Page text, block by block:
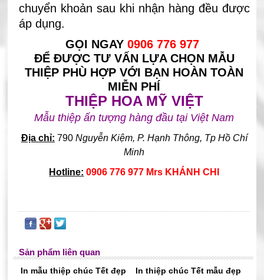
chuyển khoản sau khi nhận hàng đều được
áp dụng.
GỌI NGAY0906 776 977
ĐỂ ĐƯỢC TƯ VẤN LỰA CHỌN MẪU
THIỆP PHÙ HỢP VỚI BẠN HOÀN TOÀN
MIỄN PHÍ
THIỆP HOA MỸ VIỆT
Mẫu thiệp ấn tượng hàng đầu tại Việt Nam
Địa chỉ: 790Nguyễn Kiệm, P. Hạnh Thông, Tp Hồ Chí
Minh
Hotline: 0906 776 977 Mrs KHÁNH CHI
Sản phẩm liên quan
In mẫu thiệp chúc Tết đẹp In thiệp chúc Tết mẫu đẹp